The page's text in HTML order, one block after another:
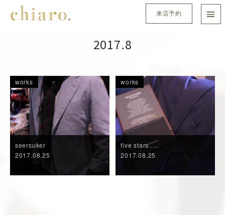
来店予約
2017.8
seersuker
2017.08.25
works
five stars…..
2017.08.25
works